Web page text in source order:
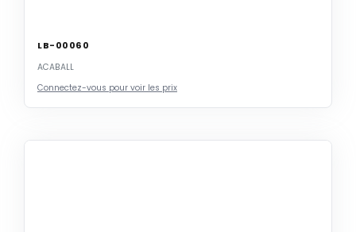
LB-00060
ACABALL
Connectez-vous pour voir les prix